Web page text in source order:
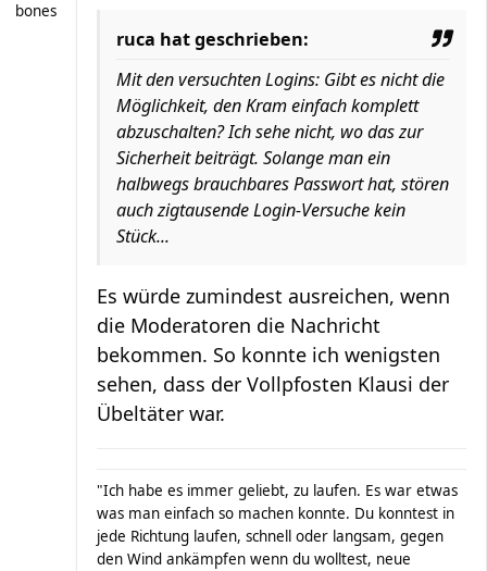
bones
ruca hat geschrieben:
Mit den versuchten Logins: Gibt es nicht die
Möglichkeit, den Kram einfach komplett
abzuschalten? Ich sehe nicht, wo das zur
Sicherheit beiträgt. Solange man ein
halbwegs brauchbares Passwort hat, stören
auch zigtausende Login-Versuche kein
Stück...
Es würde zumindest ausreichen, wenn
die Moderatoren die Nachricht
bekommen. So konnte ich wenigsten
sehen, dass der Vollpfosten Klausi der
Übeltäter war.
"Ich habe es immer geliebt, zu laufen. Es war etwas
was man einfach so machen konnte. Du konntest in
jede Richtung laufen, schnell oder langsam, gegen
den Wind ankämpfen wenn du wolltest, neue